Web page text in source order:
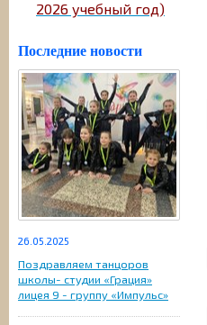
2026 учебный год)
Последние новости
26.05.2025
Поздравляем танцоров
школы- студии «Грация»
лицея 9 - группу «Импульс»